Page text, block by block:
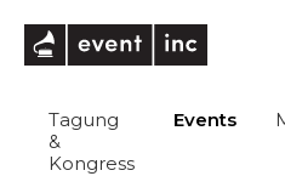
Tagung
&
Kongress
Events